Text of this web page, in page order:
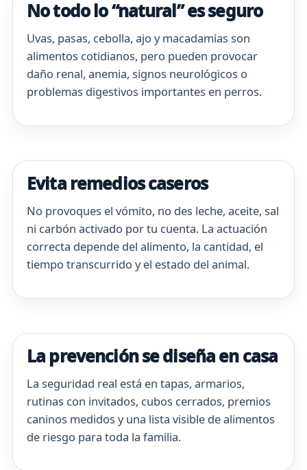
No todo lo “natural” es seguro
Uvas, pasas, cebolla, ajo y macadamias son
alimentos cotidianos, pero pueden provocar
daño renal, anemia, signos neurológicos o
problemas digestivos importantes en perros.
Evita remedios caseros
No provoques el vómito, no des leche, aceite, sal
ni carbón activado por tu cuenta. La actuación
correcta depende del alimento, la cantidad, el
tiempo transcurrido y el estado del animal.
La prevención se diseña en casa
La seguridad real está en tapas, armarios,
rutinas con invitados, cubos cerrados, premios
caninos medidos y una lista visible de alimentos
de riesgo para toda la familia.